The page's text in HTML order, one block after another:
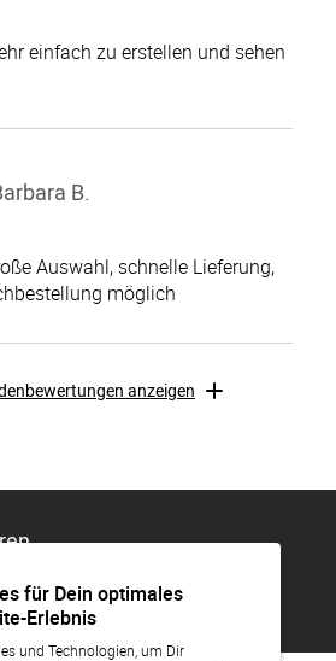
für Dein optimales
Erlebnis
und Technologien, um Dir
einfach zu erstellen und sehen
B.
Auswahl, schnelle Lieferung,
möglich
anzeigen